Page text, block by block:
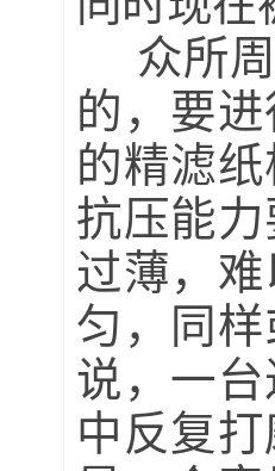
众所
的，要
的精滤
抗压能
过薄，
匀，同
说，一
中反复